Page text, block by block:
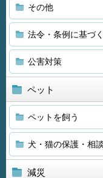
その他
法令・条例に基づ
公害対策
ペット
ペットを飼う
犬・猫の保護・相談
減災